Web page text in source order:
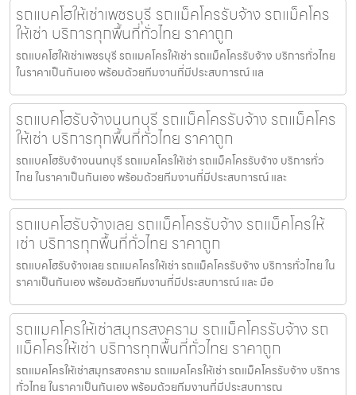
รถแบคโฮให้เช่าเพชรบุรี รถแม็คโครรับจ้าง รถแม็คโคร
ให้เช่า บริการทุกพื้นที่ทั่วไทย ราคาถูก
รถแบคโฮให้เช่าเพชรบุรี รถแมคโครให้เช่า รถแม็คโครรับจ้าง บริการทั่วไทย
ในราคาเป็นกันเอง พร้อมด้วยทีมงานที่มีประสบการณ์ แล
รถแบคโฮรับจ้างนนทบุรี รถแม็คโครรับจ้าง รถแม็คโคร
ให้เช่า บริการทุกพื้นที่ทั่วไทย ราคาถูก
รถแบคโฮรับจ้างนนทบุรี รถแมคโครให้เช่า รถแม็คโครรับจ้าง บริการทั่ว
ไทย ในราคาเป็นกันเอง พร้อมด้วยทีมงานที่มีประสบการณ์ และ
รถแบคโฮรับจ้างเลย รถแม็คโครรับจ้าง รถแม็คโครให้
เช่า บริการทุกพื้นที่ทั่วไทย ราคาถูก
รถแบคโฮรับจ้างเลย รถแมคโครให้เช่า รถแม็คโครรับจ้าง บริการทั่วไทย ใน
ราคาเป็นกันเอง พร้อมด้วยทีมงานที่มีประสบการณ์ และ มือ
รถแมคโครให้เช่าสมุทรสงคราม รถแม็คโครรับจ้าง รถ
แม็คโครให้เช่า บริการทุกพื้นที่ทั่วไทย ราคาถูก
รถแมคโครให้เช่าสมุทรสงคราม รถแมคโครให้เช่า รถแม็คโครรับจ้าง บริการ
ทั่วไทย ในราคาเป็นกันเอง พร้อมด้วยทีมงานที่มีประสบการณ